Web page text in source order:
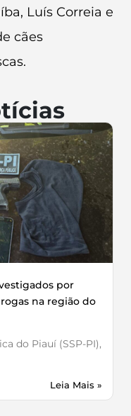
Luís Correia e
cães
por
na região do
do Piauí (SSP-PI),
Leia Mais »